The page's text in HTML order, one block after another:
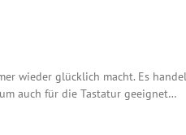
wieder glücklich macht. Es
auch für die Tastatur geeignet…